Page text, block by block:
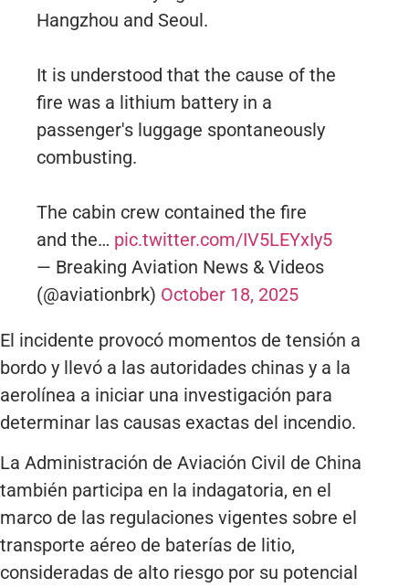
Hangzhou and Seoul.
It is understood that the cause of the
fire was a lithium battery in a
passenger's luggage spontaneously
combusting.
The cabin crew contained the fire
and the… pic.twitter.com/IV5LEYxIy5
— Breaking Aviation News & Videos
(@aviationbrk) October 18, 2025
El incidente provocó momentos de tensión a
bordo y llevó a las autoridades chinas y a la
aerolínea a iniciar una investigación para
determinar las causas exactas del incendio.
La Administración de Aviación Civil de China
también participa en la indagatoria, en el
marco de las regulaciones vigentes sobre el
transporte aéreo de baterías de litio,
consideradas de alto riesgo por su potencial